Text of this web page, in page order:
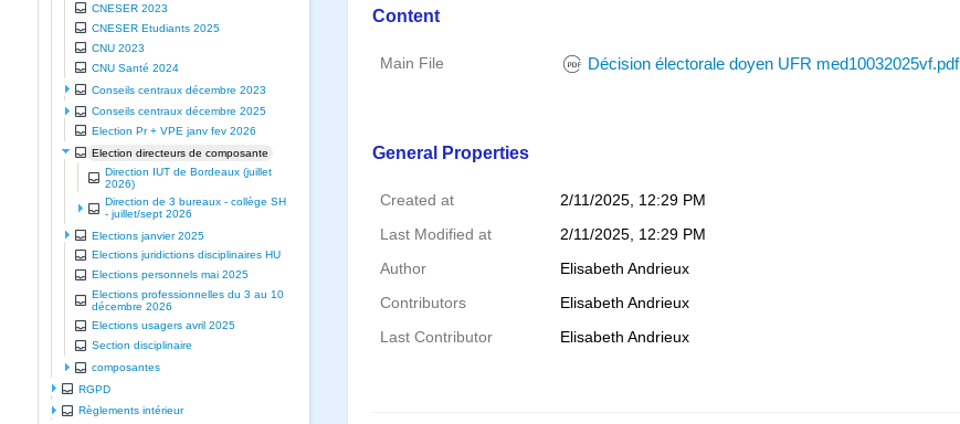
CNESER 2023
CNESER Etudiants 2025
CNU 2023
CNU Santé 2024
Conseils centraux décembre 2023
Conseils centraux décembre 2025
Election Pr + VPE janv fev 2026
Election directeurs de composante
Direction IUT de Bordeaux (juillet
2026)
Direction de 3 bureaux - collège SH
- juillet/sept 2026
Elections janvier 2025
Elections juridictions disciplinaires HU
Elections personnels mai 2025
Elections professionnelles du 3 au 10
décembre 2026
Elections usagers avril 2025
Section disciplinaire
composantes
RGPD
Règlements intérieur
Content
Main File Décision électorale doyen UFR med10032025vf.pdf
General Properties
Created at 2/11/2025, 12:29 PM
Last Modified at 2/11/2025, 12:29 PM
Author Elisabeth Andrieux
Contributors Elisabeth Andrieux
Last Contributor Elisabeth Andrieux